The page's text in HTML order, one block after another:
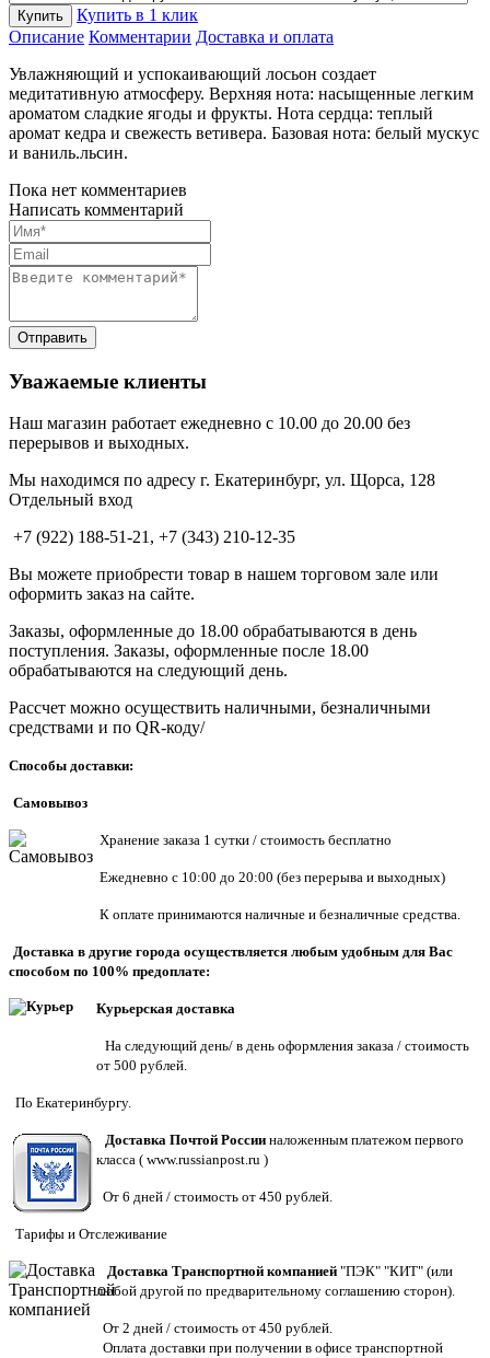
Купить
Купить в 1 клик
Описание Комментарии Доставка и оплата
Увлажняющий и успокаивающий лосьон создает
медитативную атмосферу. Верхняя нота: насыщенные легким
ароматом сладкие ягоды и фрукты. Нота сердца: теплый
аромат кедра и свежесть ветивера. Базовая нота: белый мускус
и ваниль.льсин.
Пока нет комментариев
Написать комментарий
Уважаемые клиенты
Наш магазин работает ежедневно с 10.00 до 20.00 без
перерывов и выходных.
Мы находимся по адресу г. Екатеринбург, ул. Щорса, 128
Отдельный вход
+7 (922) 188-51-21, +7 (343) 210-12-35
Вы можете приобрести товар в нашем торговом зале или
оформить заказ на сайте.
Заказы, оформленные до 18.00 обрабатываются в день
поступления. Заказы, оформленные после 18.00
обрабатываются на следующий день.
Рассчет можно осуществить наличными, безналичными
средствами и по QR-коду/
Способы доставки:
Самовывоз
Хранение заказа 1 сутки / стоимость бесплатно
Ежедневно с 10:00 до 20:00 (без перерыва и выходных)
К оплате принимаются наличные и безналичные средства.
Доставка в другие города осуществляется любым удобным для Вас
способом по 100% предоплате:
Курьерская доставка
На следующий день/ в день оформления заказа / стоимость
от 500 рублей.
По Екатеринбургу.
Доставка Почтой России наложенным платежом первого
класса ( www.russianpost.ru )
От 6 дней / стоимость от 450 рублей.
Тарифы и Отслеживание
Доставка Транспортной компанией "ПЭК" "КИТ" (или
любой другой по предварительному соглашению сторон).
От 2 дней / стоимость от 450 рублей.
Оплата доставки при получении в офисе транспортной